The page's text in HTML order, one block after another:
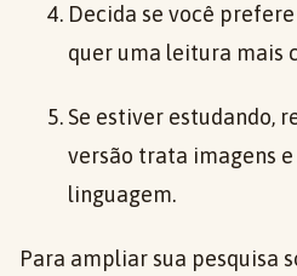
Decida se você
quer uma leitura mais
Se estiver estudando,
versão trata imagens e
linguagem.
Para ampliar sua pesquisa